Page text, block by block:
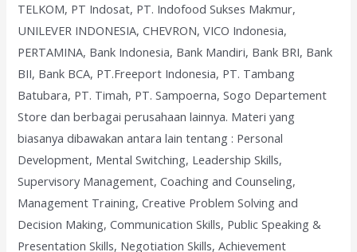
TELKOM, PT Indosat, PT. Indofood Sukses Makmur,
UNILEVER INDONESIA, CHEVRON, VICO Indonesia,
PERTAMINA, Bank Indonesia, Bank Mandiri, Bank BRI, Bank
BII, Bank BCA, PT.Freeport Indonesia, PT. Tambang
Batubara, PT. Timah, PT. Sampoerna, Sogo Departement
Store dan berbagai perusahaan lainnya. Materi yang
biasanya dibawakan antara lain tentang : Personal
Development, Mental Switching, Leadership Skills,
Supervisory Management, Coaching and Counseling,
Management Training, Creative Problem Solving and
Decision Making, Communication Skills, Public Speaking &
Presentation Skills, Negotiation Skills, Achievement